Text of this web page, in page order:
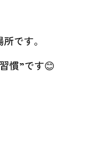
です。
慣”です😊